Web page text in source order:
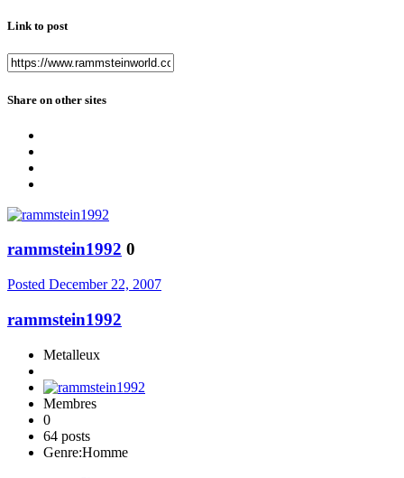
Link to post
Share on other sites
rammstein1992 0
Posted December 22, 2007
rammstein1992
Metalleux
Membres
0
64 posts
Genre:Homme